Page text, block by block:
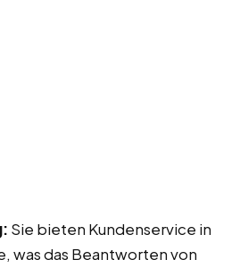
Sie bieten Kundenservice in
was das Beantworten von